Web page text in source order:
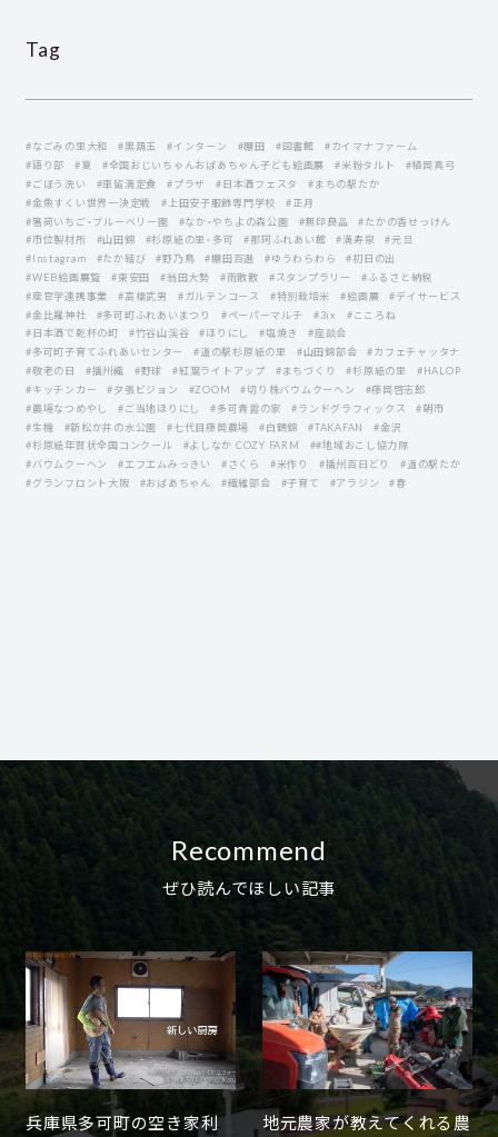
Tag
#なごみの里大和 #黒葫玉 #インターン #棚田 #図書館
#カイマナファーム
#語り部
#夏 #全国おじいちゃんおばあちゃん子ども絵画展 #米粉タルト
#植岡真弓
#ごぼう洗い
#車留満定食 #プラザ #日本酒フェスタ
#まちの駅たか
#金魚すくい世界一決定戦
#上田安子服飾専門学校
#正月
#箸荷いちご・ブルーベリー園
#なか・やちよの森公園 #無印良品
#たかの香せっけん
#市位製材所
#山田錦 #杉原紙の里・多可 #那珂ふれあい館 #満寿泉
#元旦
#Instagram
#たか結び #野乃鳥 #棚田百選 #ゆうわらわら
#初日の出
#WEB絵画展覧
#東安田 #翁田大勢 #雨散散 #スタンプラリー
#ふるさと納税
#産官学連携事業
#高橋武男 #ガルテンコース #特別栽培米 #絵画展
#デイサービス
#金比羅神社
#多可町ふれあいまつり #ペーパーマルチ #3ix
#こころね
#日本酒で乾杯の町
#竹谷山渓谷 #ほりにし #塩焼き
#座談会
#多可町子育てふれあいセンター
#道の駅杉原紙の里 #山田錦部会
#カフェチャッタナ
#敬老の日
#播州織 #野球 #紅葉ライトアップ #まちづくり #杉原紙の里
#HALOP
#キッチンカー
#夕張ビジョン #ZOOM #切り株バウムクーヘン
#藤岡啓志郎
#農場なつめやし
#ご当地ほりにし #多可青雲の家 #ランドグラフィックス
#朝市
#生機
#新松か井の水公園 #七代目藤岡農場 #白鶴錦 #TAKAFAN
#金沢
#杉原紙年賀状全国コンクール
#よしなか COZY FARM
##地域おこし協力隊
#バウムクーヘン
#エフエムみっきい #さくら #米作り #播州百日どり
#道の駅たか
#グランフロント大阪
#おばあちゃん #繊維部会 #子育て #アラジン #春
Recommend
ぜひ読んでほしい記事
兵庫県多可町の空き家利
地元農家が教えてくれる農